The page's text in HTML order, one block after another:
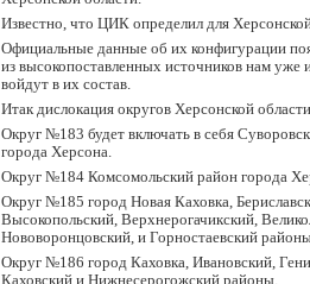
Известно, что ЦИК определил для
Официальные данные об их конфигурации
из высокопоставленных источников нам уже
войдут в их состав.
Итак дислокация округов Херсонской
Округ №183 будет включать в себя
города Херсона.
Округ №184 Комсомольский район города
Округ №185 город Новая Каховка,
Высокопольский, Верхнерогачикский,
Нововоронцовский, и Горностаевский
Округ №186 город Каховка, Ивановский,
Каховский и Нижнесерогожский районы.